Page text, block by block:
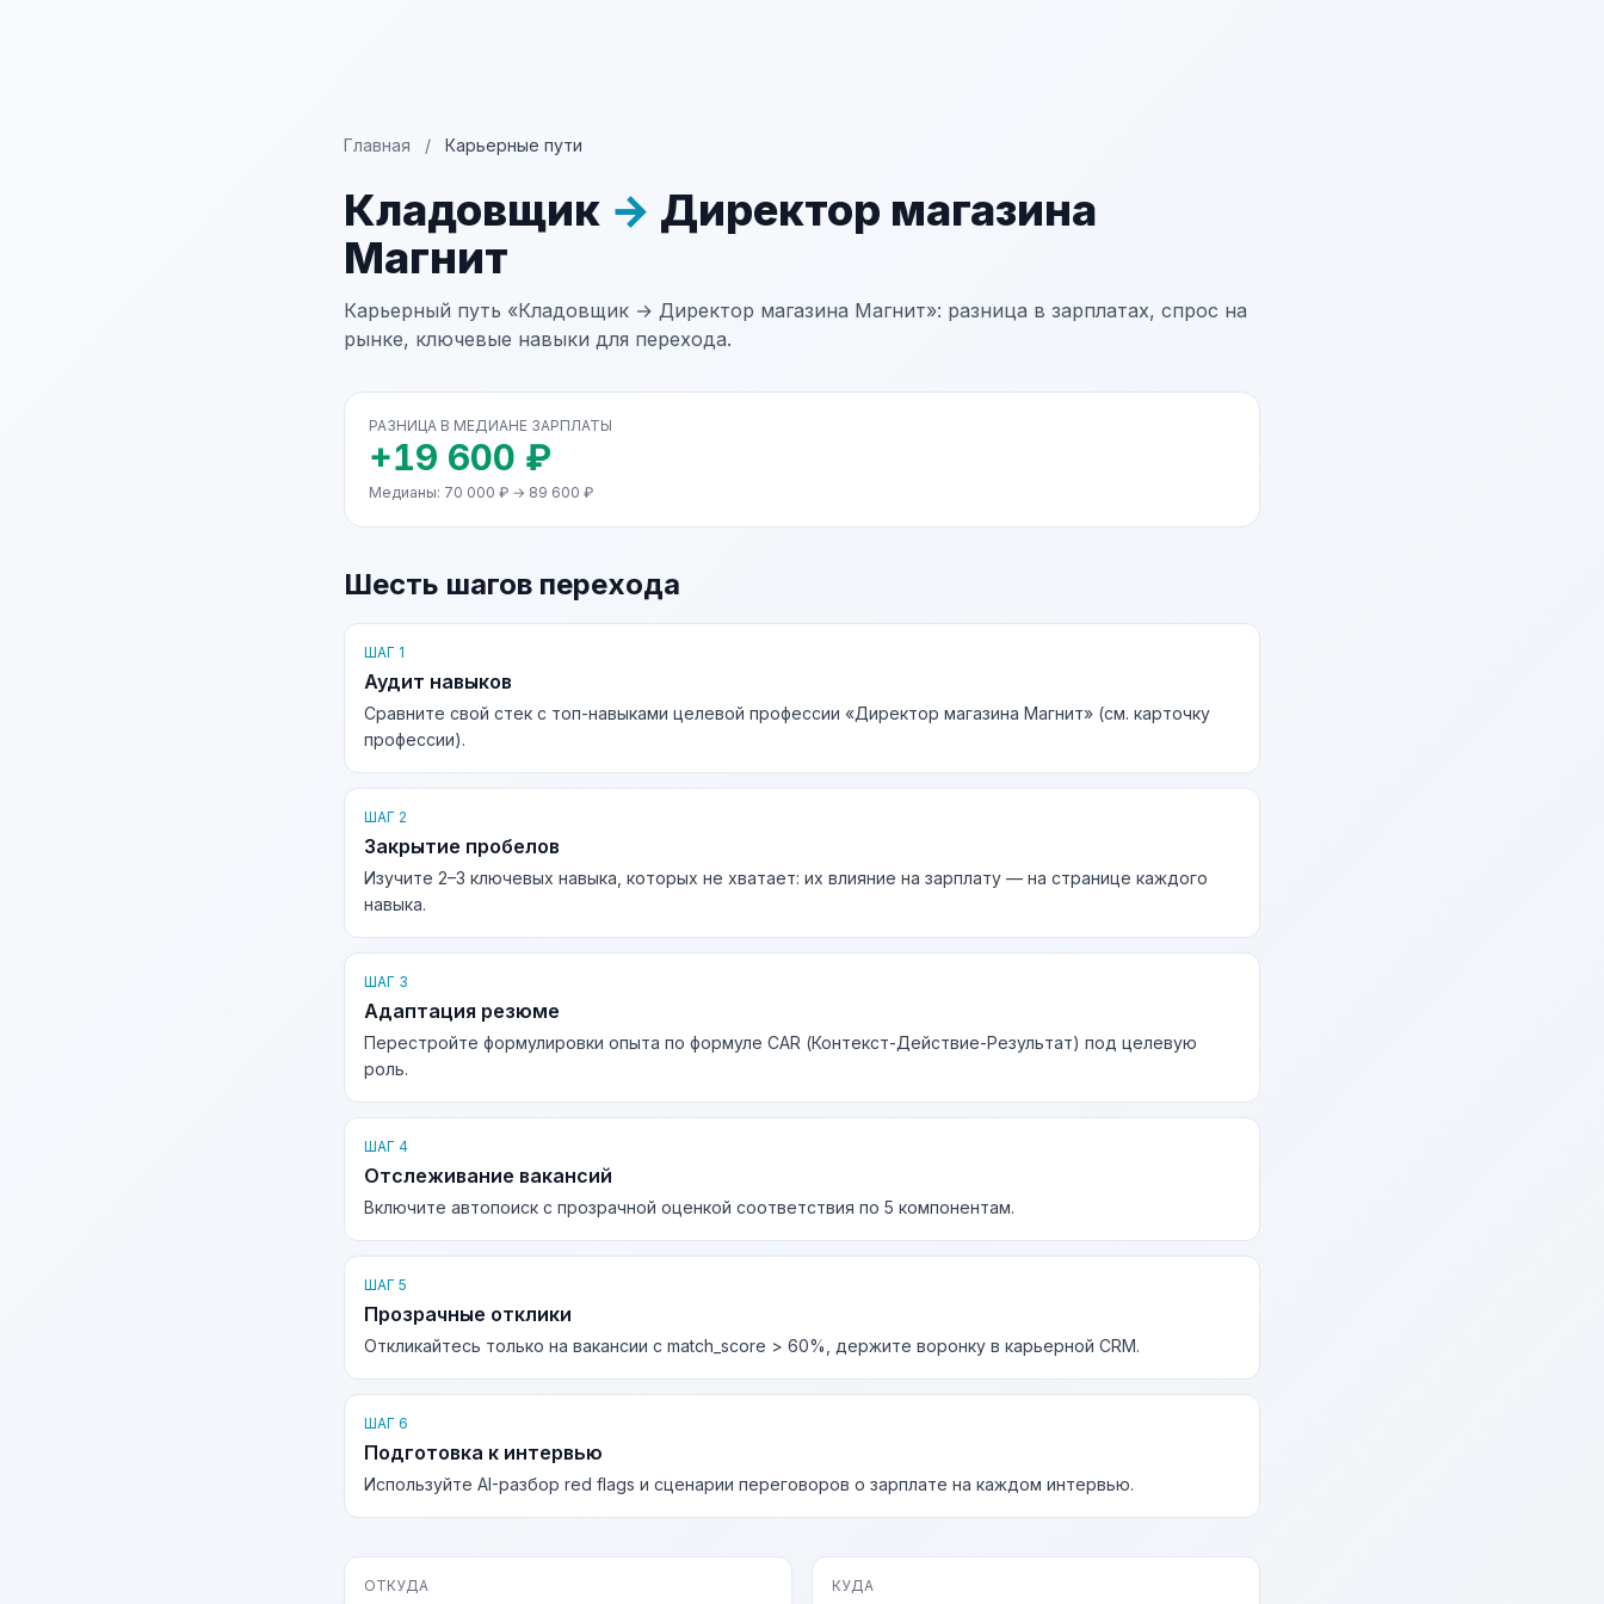
Главная / Карьерные пути
Кладовщик → Директор магазина
Магнит
Карьерный путь «Кладовщик → Директор магазина Магнит»: разница в зарплатах, спрос на
рынке, ключевые навыки для перехода.
РАЗНИЦА В МЕДИАНЕ ЗАРПЛАТЫ
+19 600 ₽
Медианы: 70 000 ₽ → 89 600 ₽
Шесть шагов перехода
ШАГ 1
Аудит навыков
Сравните свой стек с топ-навыками целевой профессии «Директор магазина Магнит» (см. карточку
профессии).
ШАГ 2
Закрытие пробелов
Изучите 2–3 ключевых навыка, которых не хватает: их влияние на зарплату — на странице каждого
навыка.
ШАГ 3
Адаптация резюме
Перестройте формулировки опыта по формуле CAR (Контекст-Действие-Результат) под целевую
роль.
ШАГ 4
Отслеживание вакансий
Включите автопоиск с прозрачной оценкой соответствия по 5 компонентам.
ШАГ 5
Прозрачные отклики
Откликайтесь только на вакансии с match_score > 60%, держите воронку в карьерной CRM.
ШАГ 6
Подготовка к интервью
Используйте AI-разбор red flags и сценарии переговоров о зарплате на каждом интервью.
ОТКУДА КУДА